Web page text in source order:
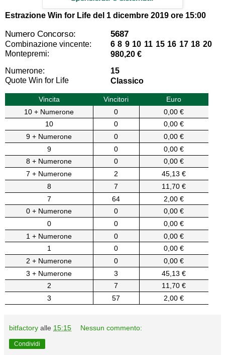
Estrazione Win for Life del 1 dicembre 2019 ore 15:00
Numero Concorso: 5687
Combinazione vincente:
6 8 9 10 11 15 16 17 18 20
Montepremi:
980,20 €
Numerone:
15
Quote Win for Life
Classico
Vincita Vincitori
Euro
10 + Numerone
0
0,00 €
10
0
0,00 €
9 + Numerone
0
0,00 €
9
0
0,00 €
8 + Numerone
0
0,00 €
7 + Numerone
2
45,13 €
8
7
11,70 €
7
64
2,00 €
0 + Numerone
0
0,00 €
0
0
0,00 €
1 + Numerone
0
0,00 €
1
0
0,00 €
2 + Numerone
0
0,00 €
3 + Numerone
3
45,13 €
2
7
11,70 €
3
57 2,00 €
bitfactory alle 15:15 Nessun commento:
Condividi